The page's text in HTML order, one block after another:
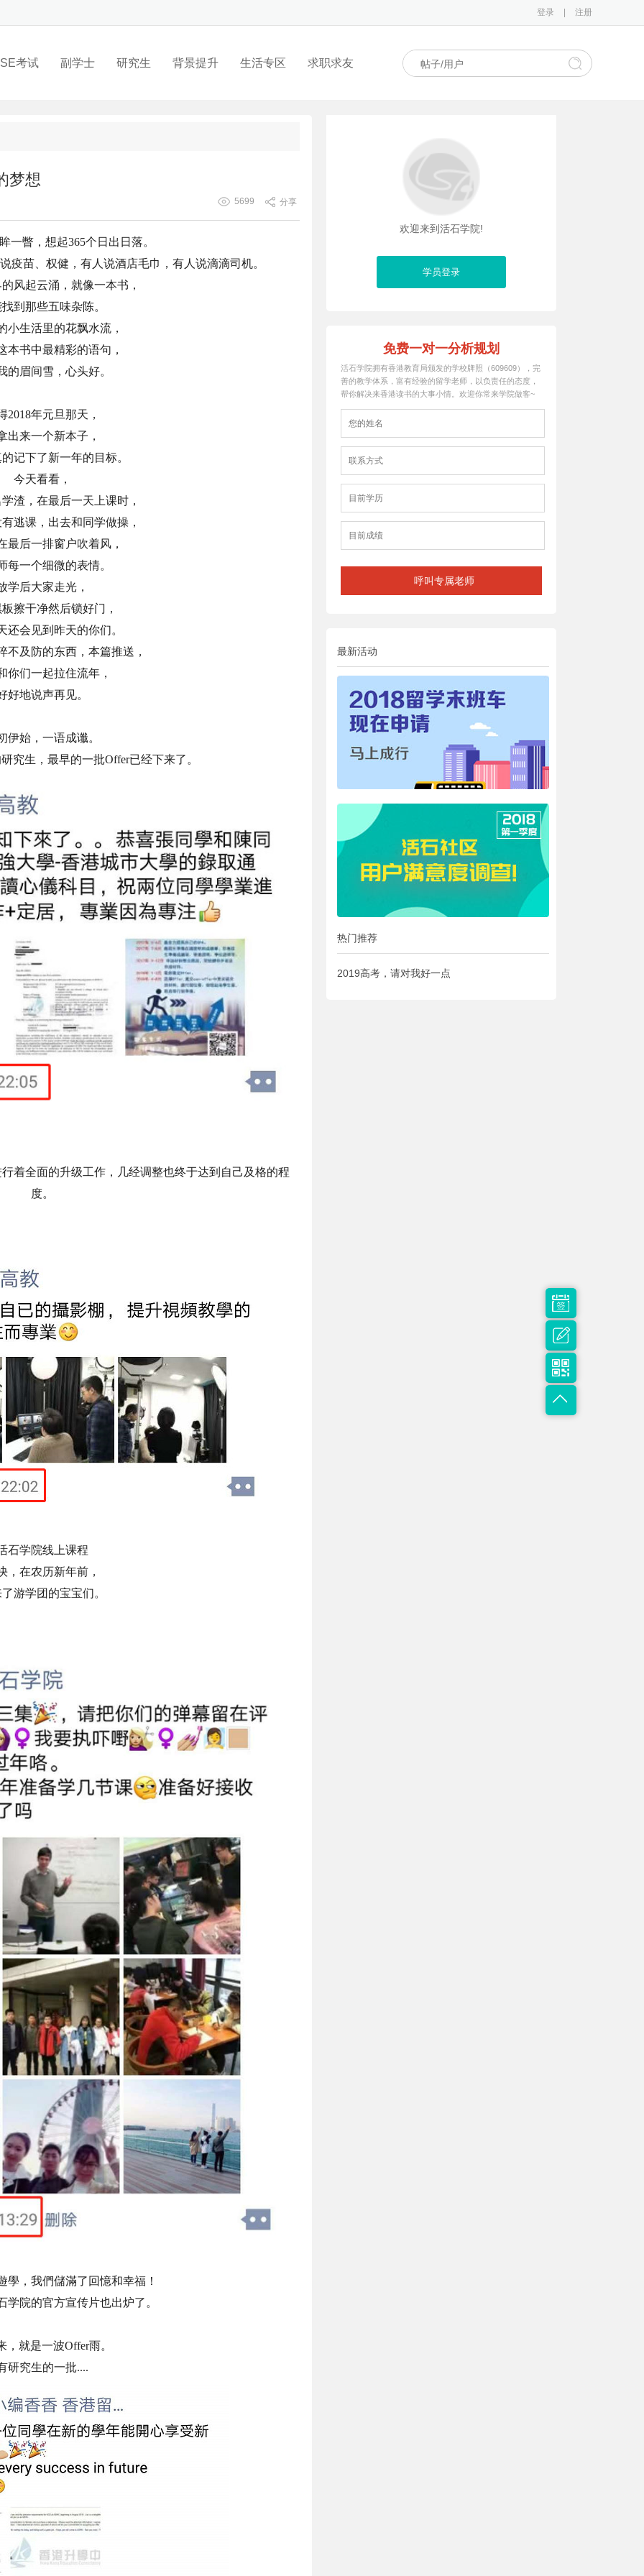
登录 注册
考试 副学士 研究生 背景提升 生活专区 求职求友
梦想
5699 分享
一瞥，想起365个日出日落。
疫苗、权健，有人说酒店毛巾，有人说滴滴司机。
风起云涌，就像一本书，
到那些五味杂陈。
小生活里的花飘水流，
本书中最精彩的语句，
的眉间雪，心头好。
2018年元旦那天，
出来一个新本子，
记下了新一年的目标。
今天看看，
渣，在最后一天上课时，
逃课，出去和同学做操，
最后一排窗户吹着风，
每一个细微的表情。
学后大家走光，
擦干净然后锁好门，
还会见到昨天的你们。
不及防的东西，本篇推送，
你们一起拉住流年，
好地说声再见。
伊始，一语成谶。
究生，最早的一批Offer已经下来了。
着全面的升级工作，几经调整也终于达到自己及格的程
度。
石学院线上课程
，在农历新年前，
游学团的宝宝们。
學，我們儲滿了回憶和幸福！
学院的官方宣传片也出炉了。
，就是一波Offer雨。
研究生的一批....
欢迎来到活石学院!
免费一对一分析规划
活石学院拥有香港教育局颁发的学校牌照（609609），完
善的教学体系，富有经验的留学老师，以负责任的态度，
帮你解决来香港读书的大事小情。欢迎你常来学院做客~
最新活动
热门推荐
2019高考，请对我好一点